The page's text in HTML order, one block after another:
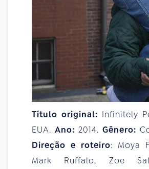
Título original: Infinitely
EUA. Ano: 2014. Gênero:
Direção e roteiro: Moya
Mark Ruffalo, Zoe